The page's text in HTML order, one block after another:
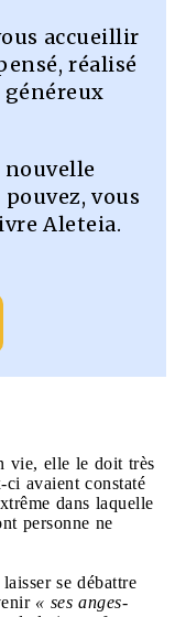
accueillir
réalisé
généreux
nouvelle
vous
Aleteia.
vie, elle le doit très
ci avaient constaté
dans laquelle
personne ne
se débattre
« ses anges-